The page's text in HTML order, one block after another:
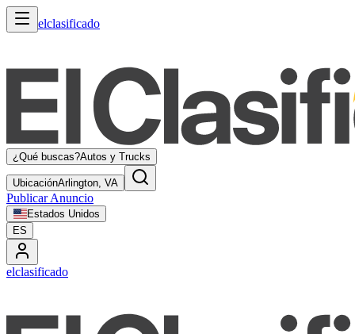
elclasificado
¿Qué buscas?Autos y Trucks
UbicaciónArlington, VA
Publicar Anuncio
Estados Unidos
ES
elclasificado